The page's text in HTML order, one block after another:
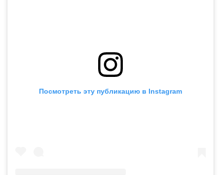
Посмотреть эту публикацию в Instagram